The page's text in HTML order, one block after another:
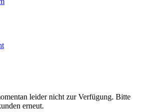
leider nicht zur Verfügung. Bitte
erneut.